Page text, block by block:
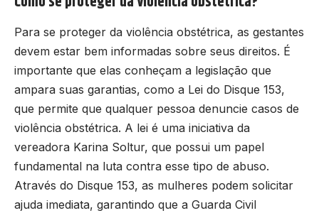
Para se proteger da violência obstétrica, as gestantes
devem estar bem informadas sobre seus direitos. É
importante que elas conheçam a legislação que
ampara suas garantias, como a Lei do Disque 153,
que permite que qualquer pessoa denuncie casos de
violência obstétrica. A lei é uma iniciativa da
vereadora Karina Soltur, que possui um papel
fundamental na luta contra esse tipo de abuso.
Através do Disque 153, as mulheres podem solicitar
ajuda imediata, garantindo que a Guarda Civil